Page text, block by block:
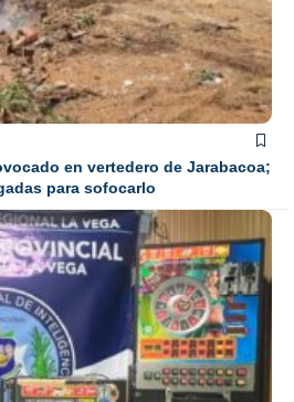
en vertedero de Jarabacoa;
para sofocarlo